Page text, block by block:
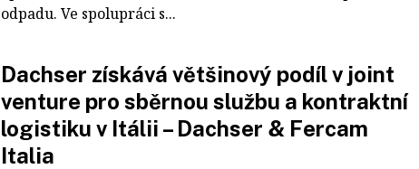
odpadu. Ve spolupráci s...
Dachser získává většinový podíl v joint
venture pro sběrnou službu a kontraktní
logistiku v Itálii – Dachser & Fercam
Italia